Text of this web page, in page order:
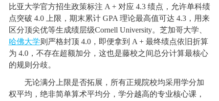
比亚大学官方招生政策标注 A + 对应 4.3 绩点，允许单科绩
点突破 4.0 上限，期末累计 GPA 理论最高值可达 4.3，用来
区分顶尖优等生成绩层级Cornell University。芝加哥大学、
哈佛大学则严格封顶 4.0，即便拿到 A + 最终绩点依旧折算
为 4.0，不存在超额加分，这也是藤校之间总分计算最核心
的规则分歧。
无论满分上限是否拓展，所有正规院校均采用学分加
权平均，绝非简单算术平均分，学分越高的专业核心课，